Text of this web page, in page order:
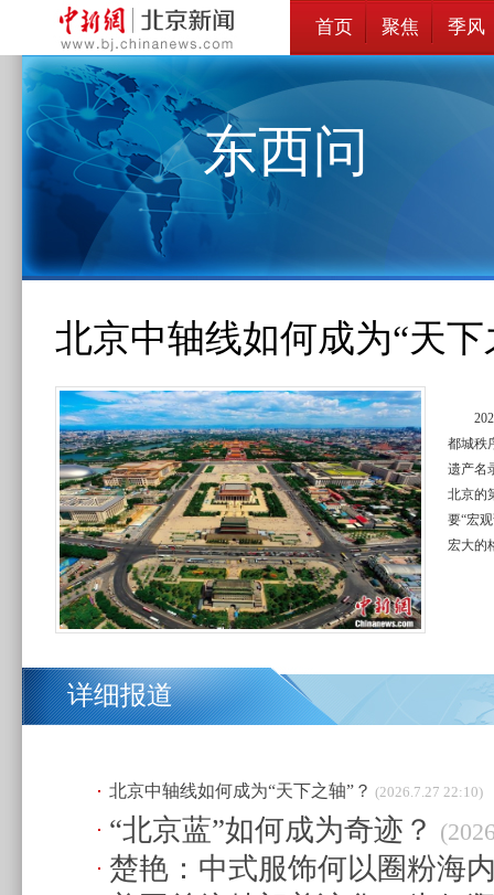
首页 聚焦 季风
东西问
北京中轴线如何成为“天下
都城秩
遗产名
北京的
要“宏
宏大的
详细报道
北京中轴线如何成为“天下之轴”？ (2026.7.27 22:10)
“北京蓝”如何成为奇迹？
楚艳：中式服饰何以圈粉海